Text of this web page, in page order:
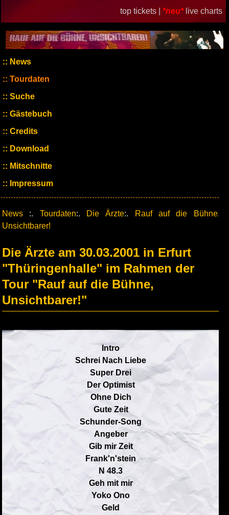
top tickets | *neu* live charts
News
Tourdaten
Suche
Gästebuch
Credits
Download
Mitschnitte
Impressum
News :. Tourdaten:. Die Ärzte:.
Rauf auf die Bühne,
Unsichtbarer!
Die Ärzte am 30.03.2001 in Erfurt
"Thüringenhalle" im Rahmen der
Tour "Rauf auf die Bühne,
Unsichtbarer!"
Intro
Schrei Nach Liebe
Super Drei
Der Optimist
Ohne Dich
Gute Zeit
Schunder-Song
Angeber
Gib mir Zeit
Frank'n'stein
N 48.3
Geh mit mir
Yoko Ono
Geld